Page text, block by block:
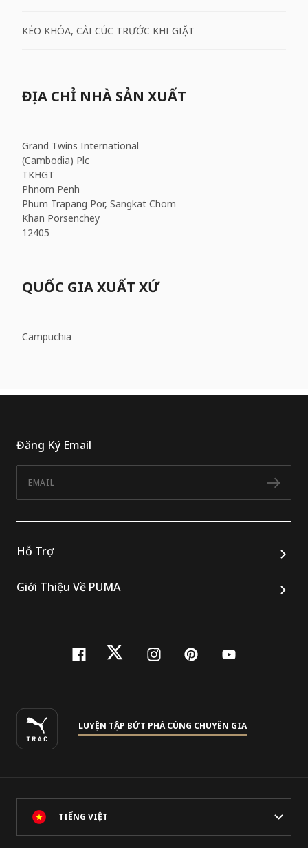
KÉO KHÓA, CÀI CÚC TRƯỚC KHI GIẶT
ĐỊA CHỈ NHÀ SẢN XUẤT
Grand Twins International
(Cambodia) Plc
TKHGT
Phnom Penh
Phum Trapang Por, Sangkat Chom
Khan Porsenchey
12405
QUỐC GIA XUẤT XỨ
Campuchia
Đăng Ký Email
Hỗ Trợ
Giới Thiệu Về PUMA
facebook
twitterinstagram
pinterest
youtube
LUYỆN TẬP BỨT PHÁ CÙNG CHUYÊN GIA
TIẾNG VIỆT